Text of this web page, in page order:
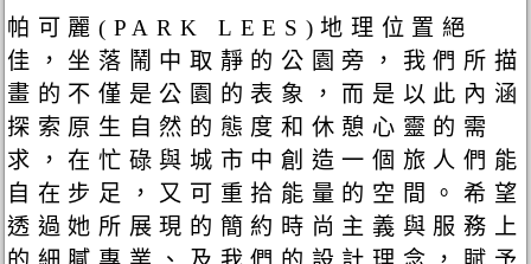
帕可麗(PARK LEES)地理位置絕
佳，坐落鬧中取靜的公園旁，我們所描
畫的不僅是公園的表象，而是以此內涵
探索原生自然的態度和休憩心靈的需
求，在忙碌與城市中創造一個旅人們能
自在步足，又可重拾能量的空間。希望
透過她所展現的簡約時尚主義與服務上